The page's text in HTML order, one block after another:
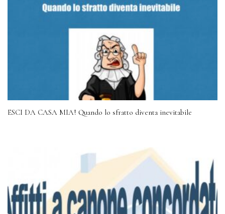
ESCI DA CASA MIA! Quando lo sfratto diventa inevitabile